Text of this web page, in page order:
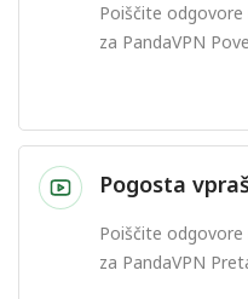
Poiščite
za PandaVPN
Pogosta
Poiščite
za PandaVPN